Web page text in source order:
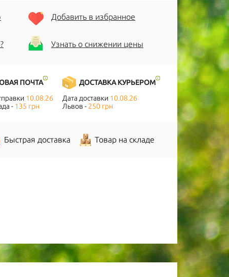
Добавить в избранное
Узнать о снижении цены
ПОЧТА
10.08.26
- 135 грн
ДОСТАВКА КУРЬЕРОМ
Дата доставки 10.08.26
Львов - 250 грн
Быстрая доставка Товар на складе